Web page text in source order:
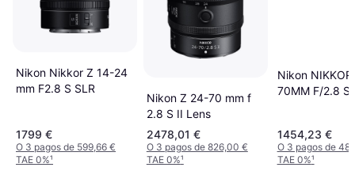
Nikon Nikkor Z 14-24
mm F2.8 S SLR
1799 €
O 3 pagos de 599,66 €
TAE 0%¹
Nikon Z 24-70 mm f
2.8 S II Lens
2478,01 €
O 3 pagos de 826,00 €
TAE 0%¹
Nikon
70MM F/2.8 S
1454,23 €
O 3 pagos de
TAE 0%¹